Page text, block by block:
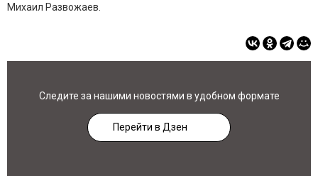
Михаил Развожаев.
Следите за нашими новостями в удобном формате
Перейти в Дзен